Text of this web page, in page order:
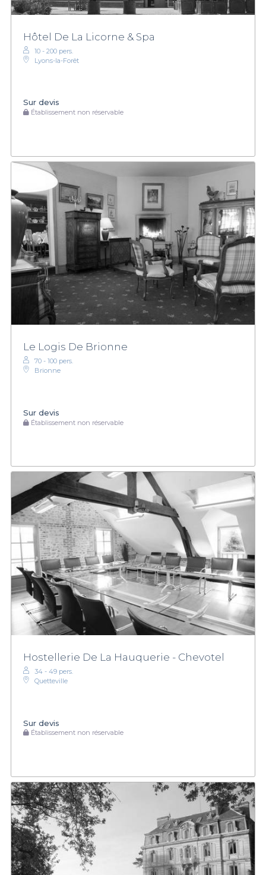
Hôtel De La Licorne & Spa
10 - 200 pers.
Lyons-la-Forêt
Sur devis
Établissement non réservable
Le Logis De Brionne
70 - 100 pers.
Brionne
Sur devis
Établissement non réservable
Hostellerie De La Hauquerie - Chevotel
34 - 49 pers.
Quetteville
Sur devis
Établissement non réservable